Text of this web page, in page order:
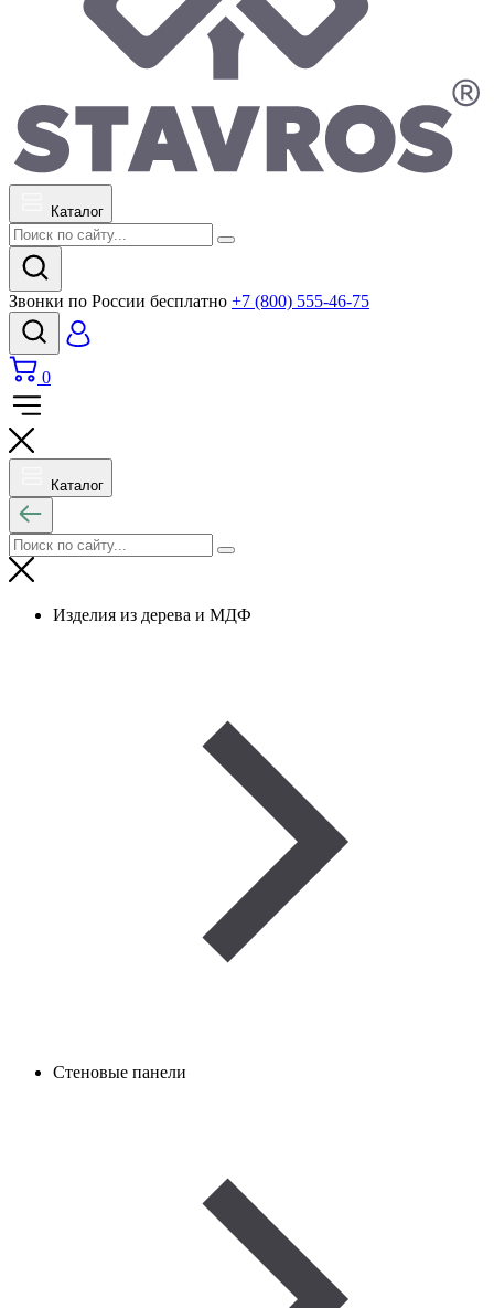
Каталог
Звонки по России бесплатно +7 (800) 555-46-75
0
Каталог
Изделия из дерева и МДФ
Стеновые панели